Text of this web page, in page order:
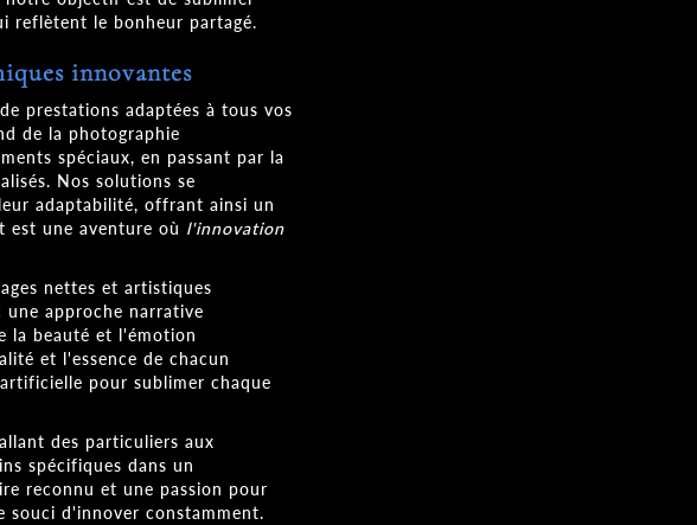
reflètent le bonheur partagé.
innovantes
prestations adaptées à tous vos
de la photographie
spéciaux, en passant par la
Nos solutions se
adaptabilité, offrant ainsi un
est une aventure où l'innovation
nettes et artistiques
une approche narrative
la beauté et l'émotion
et l'essence de chacun
pour sublimer chaque
des particuliers aux
spécifiques dans un
reconnu et une passion pour
souci d'innover constamment.